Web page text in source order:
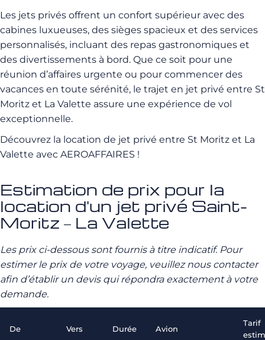
Les jets privés offrent un confort supérieur avec des
cabines luxueuses, des sièges spacieux et des services
personnalisés, incluant des repas gastronomiques et
des divertissements à bord. Que ce soit pour une
réunion d’affaires urgente ou pour commencer des
vacances en toute sérénité, le trajet en jet privé entre St
Moritz et La Valette assure une expérience de vol
exceptionnelle.
Découvrez la location de jet privé entre St Moritz et La
Valette avec AEROAFFAIRES !
Estimation de prix pour la
location d'un jet privé Saint-
Moritz – La Valette
Les prix ci-dessous sont fournis à titre indicatif. Pour
estimer le prix de votre voyage, veuillez nous contacter
afin d’établir un devis qui répondra exactement à votre
demande.
De Vers Durée Avion
Tarif